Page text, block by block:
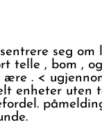
seg om
telle , bom ,
ære . <
enheter